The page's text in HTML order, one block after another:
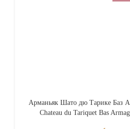
Арманьяк Шато дю Тарике Баз
Chateau du Tariquet Bas